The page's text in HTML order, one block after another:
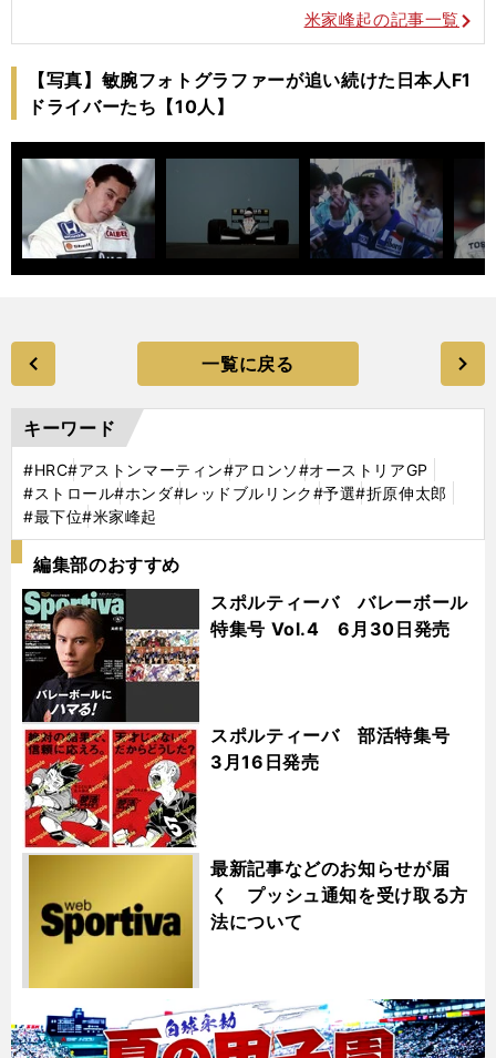
米家峰起の記事一覧
【写真】敏腕フォトグラファーが追い続けた日本人F1
ドライバーたち【10人】
一覧に戻る
キーワード
#HRC#アストンマーティン#アロンソ#オーストリアGP
#ストロール#ホンダ#レッドブルリンク#予選#折原伸太郎
#最下位#米家峰起
編集部のおすすめ
スポルティーバ バレーボール
特集号 Vol.4 6月30日発売
スポルティーバ 部活特集号
3月16日発売
最新記事などのお知らせが届
く プッシュ通知を受け取る方
法について